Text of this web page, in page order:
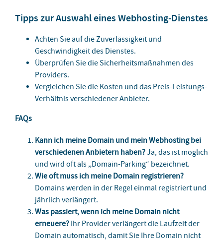
Tipps zur Auswahl eines Webhosting-Dienstes
Achten Sie auf die Zuverlässigkeit und
Geschwindigkeit des Dienstes.
Überprüfen Sie die Sicherheitsmaßnahmen des
Providers.
Vergleichen Sie die Kosten und das Preis-Leistungs-
Verhältnis verschiedener Anbieter.
FAQs
Kann ich meine Domain und mein Webhosting bei
verschiedenen Anbietern haben?Ja, das ist möglich
und wird oft als „Domain-Parking“ bezeichnet.
Wie oft muss ich meine Domain registrieren?
Domains werden in der Regel einmal registriert und
jährlich verlängert.
Was passiert, wenn ich meine Domain nicht
erneuere? Ihr Provider verlängert die Laufzeit der
Domain automatisch, damit Sie Ihre Domain nicht